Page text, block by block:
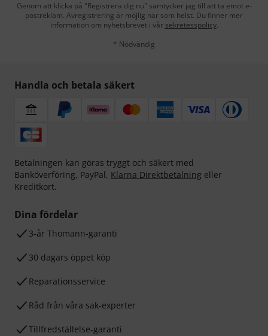
Genom att klicka på "Registrera dig nu" samtycker jag till att ta emot e-
postreklam. Avregistrering är möjlig när som helst. Du finner mer
information om nyhetsbrevet i vår sekretesspolicy.
* Nödvändig
Handla och betala säkert
Betalningen kan göras tryggt och säkert med
Banköverföring, PayPal, Klarna Direktbetalning eller
Kreditkort.
Dina fördelar
3-år Thomann-garanti
30 dagars öppet köp
Reparationsservice
Råd från våra sak-experter
Tillfredställelse-garanti